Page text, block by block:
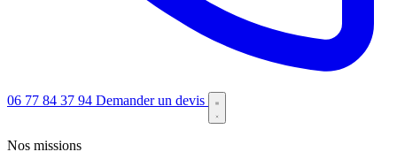
06 77 84 37 94 Demander un devis
Nos missions